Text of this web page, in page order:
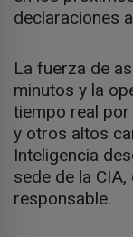
declaraciones
La fuerza de
minutos y la
tiempo real por
y otros altos
Inteligencia
sede de la
responsable.